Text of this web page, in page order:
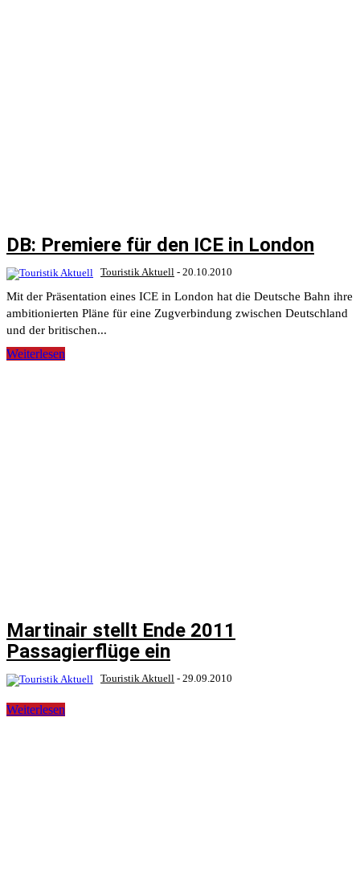
DB: Premiere für den ICE in London
Touristik Aktuell - 20.10.2010
Mit der Präsentation eines ICE in London hat die Deutsche Bahn ihre
ambitionierten Pläne für eine Zugverbindung zwischen Deutschland
und der britischen...
Weiterlesen
Martinair stellt Ende 2011
Passagierflüge ein
Touristik Aktuell - 29.09.2010
Weiterlesen